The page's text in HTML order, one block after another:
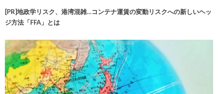
[PR]地政学リスク、港湾混雑…コンテナ運賃の変動リスクへの新しいヘッ
ジ方法「FFA」とは